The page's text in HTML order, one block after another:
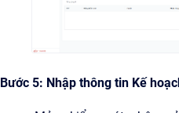
Bước 5: Nhập thông tin Kế